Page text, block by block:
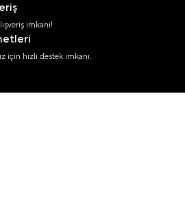
imkanı!
için hızlı destek imkanı.